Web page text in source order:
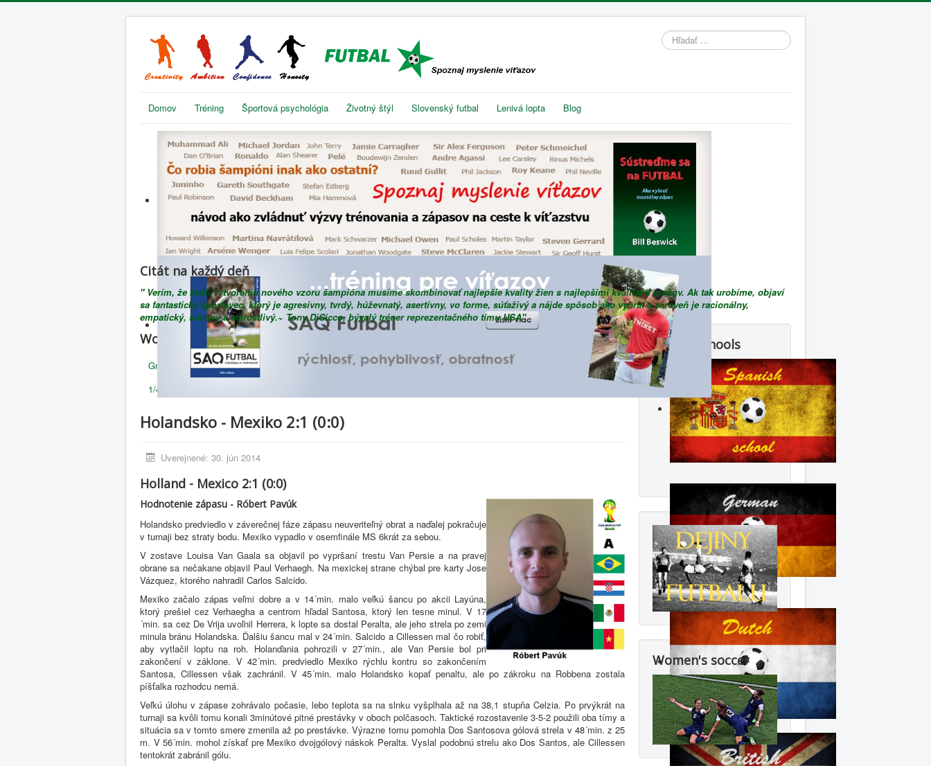
Hľadať
Domov Tréning Športová psychológia Životný štýl Slovenský futbal Lenivá lopta Blog
Citát na každý deň
" Verím, že kvôli vytvoreniu nového vzoru šampióna musíme skombinovať najlepšie kvality žien s najlepšími kvalitami mužov. Ak tak urobíme, objaví
sa fantastický športovec, ktorý je agresívny, tvrdý, húževnatý, asertívny, vo forme, súťaživý a nájde spôsob ako vyhrať a zároveň je racionálny,
empatický, súcitný a starostlivý.~ Tony DiCicco, bývalý tréner reprezentačného tímu USA"
World Cup 2014
Group A Group B Group C Group D Group E Group F Group G Group H
2nd Round
1/4 Final
Holandsko - Mexiko 2:1 (0:0)
Uverejnené: 30. jún 2014
Holland - Mexico 2:1 (0:0)
Hodnotenie zápasu - Róbert Pavúk
Holandsko predviedlo v záverečnej fáze zápasu neuveriteľný obrat a naďalej pokračuje
v turnaji bez straty bodu. Mexiko vypadlo v osemfinále MS 6krát za sebou.
V zostave Louisa Van Gaala sa objavil po vypršaní trestu Van Persie a na pravej
obrane sa nečakane objavil Paul Verhaegh. Na mexickej strane chýbal pre karty Jose
Vázquez, ktorého nahradil Carlos Salcido.
Mexiko začalo zápas veľmi dobre a v 14´min. malo veľkú šancu po akcii Layúna,
ktorý prešiel cez Verhaegha a centrom hľadal Santosa, ktorý len tesne minul. V 17
´min. sa cez De Vrija uvoľnil Herrera, k lopte sa dostal Peralta, ale jeho strela po zemi
minula bránu Holandska. Ďalšiu šancu mal v 24´min. Salcido a Cillessen mal čo robiť,
aby vytlačil loptu na roh. Holanďania pohrozili v 27´min., ale Van Persie bol pri
zakončení v záklone. V 42´min. predviedlo Mexiko rýchlu kontru so zakončením
Santosa, Cillessen však zachránil. V 45´min. malo Holandsko kopať penaltu, ale po zákroku na Robbena zostala
píšťalka rozhodcu nemá.
Veľkú úlohu v zápase zohrávalo počasie, lebo teplota sa na slnku vyšplhala až na 38,1 stupňa Celzia. Po prvýkrát na
turnaji sa kvôli tomu konali 3minútové pitné prestávky v oboch polčasoch. Taktické rozostavenie 3-5-2 použili oba tímy a
situácia sa v tomto smere zmenila až po prestávke. Výrazne tomu pomohla Dos Santosova gólová strela v 48´min. z 25
m. V 56´min. mohol získať pre Mexiko dvojgólový náskok Peralta. Vyslal podobnú strelu ako Dos Santos, ale Cillessen
tentokrát zabránil gólu.
Soccer schools
Women's soccer